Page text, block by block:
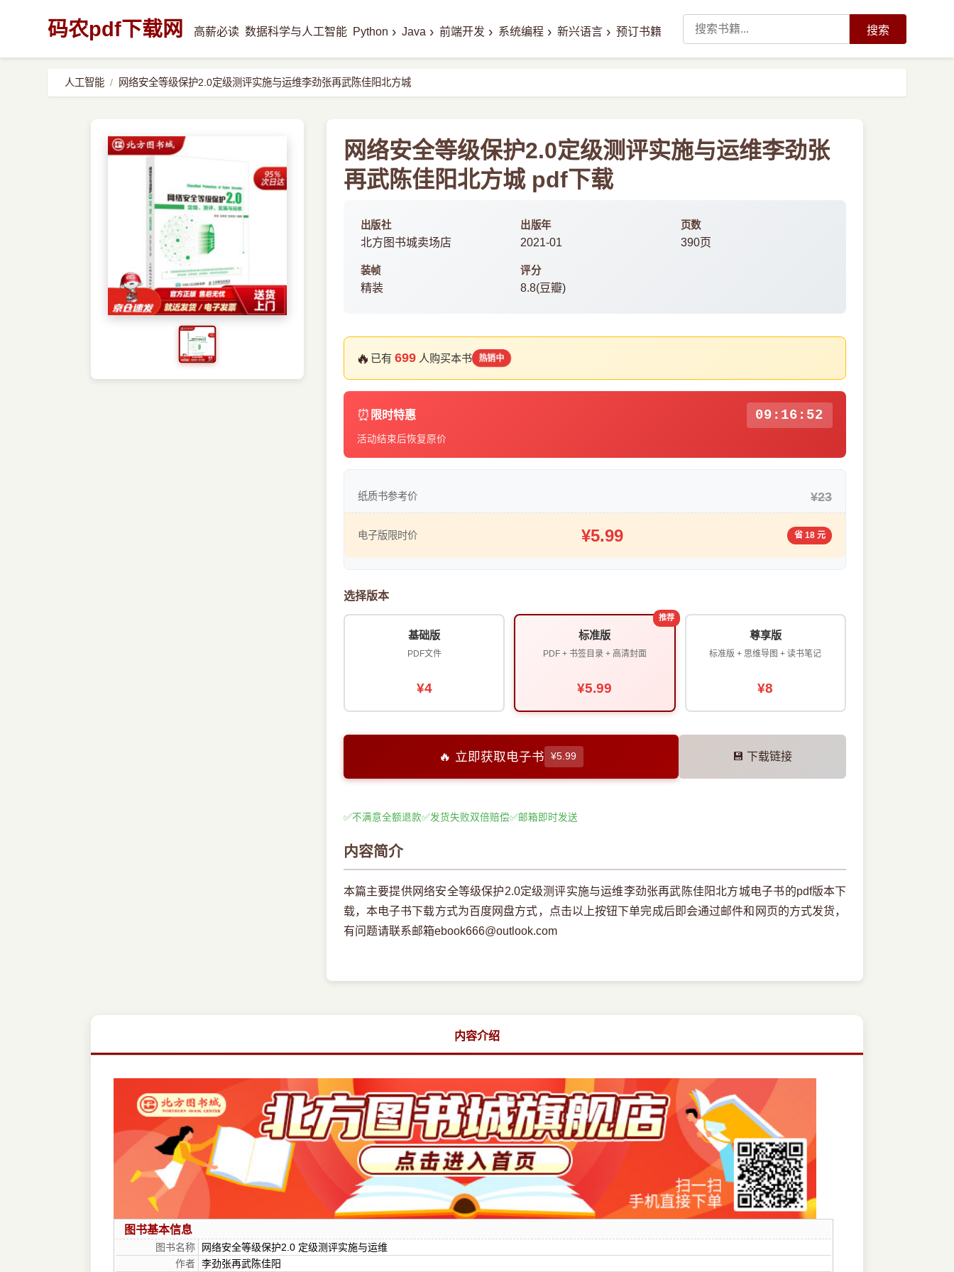
码农pdf下载网 高薪必读 数据科学与人工智能 Python › Java › 前端开发 › 系统编程 › 新兴语言 › 预订书籍 搜索
人工智能 网络安全等级保护2.0定级测评实施与运维李劲张再武陈佳阳北方城
网络安全等级保护2.0定级测评实施与运维李劲张
再武陈佳阳北方城 pdf下载
出版社
北方图书城卖场店
出版年
2021-01
页数
390页
装帧
精装
评分
8.8(豆瓣)
🔥 已有 699人购买本书 热销中
⏰ 限时特惠 09:16:51
活动结束后恢复原价
纸质书参考价 ¥23
电子版限时价 ¥5.99 省 18 元
选择版本
基础版
PDF文件
¥4
推荐
标准版
PDF + 书签目录 + 高清封面
¥5.99
尊享版
标准版 + 思维导图 + 读书笔记
¥8
🔥 立即获取电子书 ¥5.99 💾 下载链接
✅不满意全额退款✅发货失败双倍赔偿✅邮箱即时发送
内容简介
本篇主要提供网络安全等级保护2.0定级测评实施与运维李劲张再武陈佳阳北方城电子书的pdf版本下
载，本电子书下载方式为百度网盘方式，点击以上按钮下单完成后即会通过邮件和网页的方式发货，
有问题请联系邮箱ebook666@outlook.com
内容介绍
图书基本信息
图书名称
网络安全等级保护2.0 定级测评实施与运维
作者 李劲张再武陈佳阳